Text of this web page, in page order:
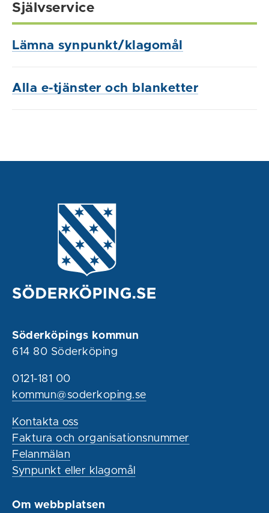
Självservice
Lämna synpunkt/klagomål
Alla e-tjänster och blanketter
Söderköpings kommun
614 80 Söderköping
0121-181 00
kommun@soderkoping.se
Kontakta oss
Faktura och organisationsnummer
Felanmälan
Synpunkt eller klagomål
Om webbplatsen